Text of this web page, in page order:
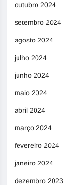
outubro 2024
setembro 2024
agosto 2024
julho 2024
junho 2024
maio 2024
abril 2024
março 2024
fevereiro 2024
janeiro 2024
dezembro 2023